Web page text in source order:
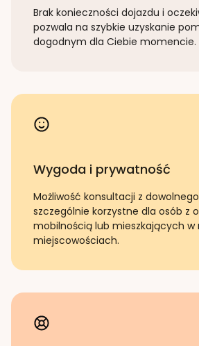
Brak konieczności dojazdu i
pozwala na szybkie uzyskanie
dogodnym dla Ciebie momencie.
Wygoda i prywatność
Możliwość konsultacji z
szczególnie korzystne dla osób z
mobilnością lub mieszkających w
miejscowościach.